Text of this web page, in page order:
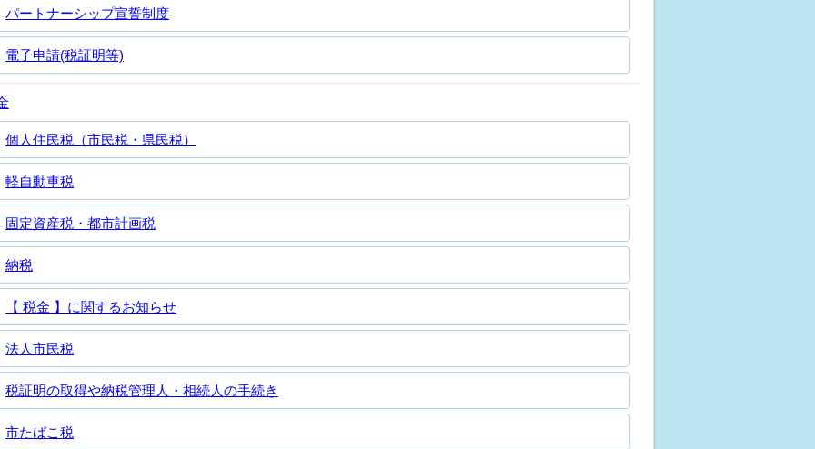
パートナーシップ宣誓制度
電子申請(税証明等)
個人住民税（市民税・県民税）
軽自動車税
固定資産税・都市計画税
納税
【 税金 】に関するお知らせ
法人市民税
税証明の取得や納税管理人・相続人の手続き
市たばこ税